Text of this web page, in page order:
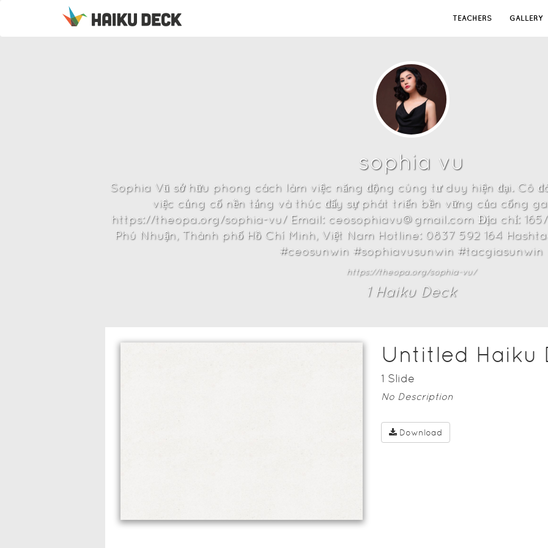
TEACHERS GALLERY
sophia vu
Sophia Vũ sở hữu phong cách làm việc năng động cùng tư duy hiện đại.
việc củng cố nền tảng và thúc đẩy sự phát triển bền vững của cổng
https://theopa.org/sophia-vu/ Email: ceosophiavu@gmail.com Địa chỉ: 165/1
Phú Nhuận, Thành phố Hồ Chí Minh, Việt Nam Hotline: 0837 592 164
#ceosunwin #sophiavusunwin #tacgiasunwin
https://theopa.org/sophia-vu/
1Haiku Deck
Untitled Haiku
1 Slide
No Description
Download